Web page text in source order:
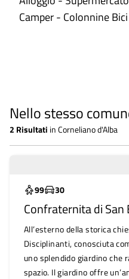
Camper - Colonnine Bici
Nello stesso
2 Risultati inCorneliano d'Alba
99
30
Confraternita di San
All’esterno della storica
Disciplinanti, conosciuta
uno splendido giardino che
spazio. Il giardino offre